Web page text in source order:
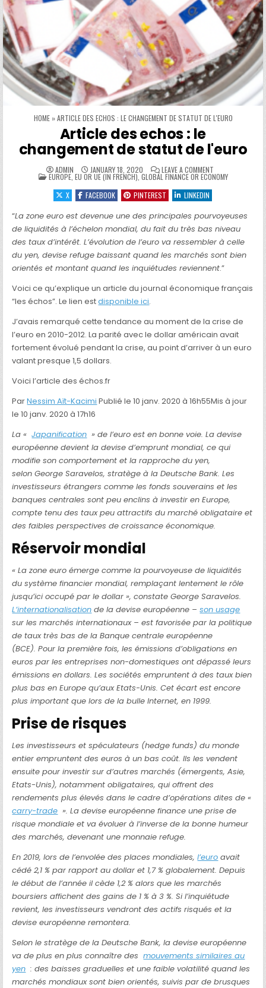
HOME»ARTICLE DES ECHOS : LE CHANGEMENT DE STATUT DE L'EURO
Article des echos : le
changement de statut de l'euro
ADMIN JANUARY 18, 2020 LEAVE A COMMENT
POSTED IN
EUROPE, EU OR UE (IN FRENCH), GLOBAL FINANCE OR ECONOMY
X
FACEBOOK PINTEREST LINKEDIN
“La zone euro est devenue une des principales pourvoyeuses
de liquidités à l’échelon mondial, du fait du très bas niveau
des taux d’intérêt. L’évolution de l’euro va ressembler à celle
du yen, devise refuge baissant quand les marchés sont bien
orientés et montant quand les inquiétudes reviennent.”
Voici ce qu’explique un article du journal économique français
“les échos”. Le lien estdisponible ici.
J’avais remarqué cette tendance au moment de la crise de
l’euro en 2010-2012. La parité avec le dollar américain avait
fortement évolué pendant la crise, au point d’arriver à un euro
valant presque 1,5 dollars.
Voici l’article des échos.fr
ParNessim Aït-Kacimi Publié le 10 janv. 2020 à 16h55Mis à jour
le 10 janv. 2020 à 17h16
La «Japanification » de l’euro est en bonne voie. La devise
européenne devient la devise d’emprunt mondial, ce qui
modifie son comportement et la rapproche du yen,
selon George Saravelos, stratège à la Deutsche Bank. Les
investisseurs étrangers comme les fonds souverains et les
banques centrales sont peu enclins à investir en Europe,
compte tenu des taux peu attractifs du marché obligataire et
des faibles perspectives de croissance économique.
Réservoir mondial
« La zone euro émerge comme la pourvoyeuse de liquidités
du système financier mondial, remplaçant lentement le rôle
jusqu’ici occupé par le dollar », constate George Saravelos.
L’internationalisation de la devise européenne –son usage
sur les marchés internationaux – est favorisée par la politique
de taux très bas de la Banque centrale européenne
(BCE). Pour la première fois, les émissions d’obligations en
euros par les entreprises non-domestiques ont dépassé leurs
émissions en dollars. Les sociétés empruntent à des taux bien
plus bas en Europe qu’aux Etats-Unis. Cet écart est encore
plus important que lors de la bulle Internet, en 1999.
Prise de risques
Les investisseurs et spéculateurs (hedge funds) du monde
entier empruntent des euros à un bas coût. Ils les vendent
ensuite pour investir sur d’autres marchés (émergents, Asie,
Etats-Unis), notamment obligataires, qui offrent des
rendements plus élevés dans le cadre d’opérations dites de «
carry-trade ». La devise européenne finance une prise de
risque mondiale et va évoluer à l’inverse de la bonne humeur
des marchés, devenant une monnaie refuge.
En 2019, lors de l’envolée des places mondiales,l’euro avait
cédé 2,1 % par rapport au dollar et 1,7 % globalement. Depuis
le début de l’année il cède 1,2 % alors que les marchés
boursiers affichent des gains de 1 % à 3 %. Si l’inquiétude
revient, les investisseurs vendront des actifs risqués et la
devise européenne remontera.
Selon le stratège de la Deutsche Bank, la devise européenne
va de plus en plus connaître desmouvements similaires au
yen : des baisses graduelles et une faible volatilité quand les
marchés mondiaux sont bien orientés, suivis par de brusques